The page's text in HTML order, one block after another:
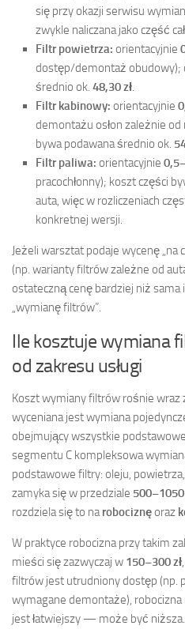
się przy okazji serwisu
zwykle naliczana jako część
Filtr powietrza: orientacyjnie
dostęp/demontaż obudowy);
średnio ok. 48,30 zł
Filtr kabinowy: orientacyjnie
demontażu osłon zależnie
bywa podawana średnio ok.
Filtr paliwa: orientacyjnie
pracochłonny); koszt części
auta, więc w rozliczeniach
konkretnej wersji.
Jeżeli warsztat podaje wycenę „na
(np. warianty filtrów zależne od
ostateczną cenę bardziej niż sama
„wymianę filtrów”.
Ile kosztuje wymiana
od zakresu usługi
Koszt wymiany filtrów rośnie wraz
wyceniana jest wymiana
obejmujący wszystkie
segmentu C kompleksowa
podstawowe filtry: oleju,
zamyka się w przedziale 500–1050
rozdziela się to na robociznęoraz
W praktyce robocizna przy takim
mieści się zazwyczaj w 150–300 zł
filtrów jest utrudniony dostęp (np.
wymagane demontaże),
jest łatwiejszy — może być niższa.